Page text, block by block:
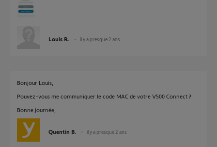
Louis R. il y a presque 2 ans
Bonjour Louis,
Pouvez-vous me communiquer le code MAC de votre V500 Connect ?
Bonne journée,
Quentin B. il y a presque 2 ans